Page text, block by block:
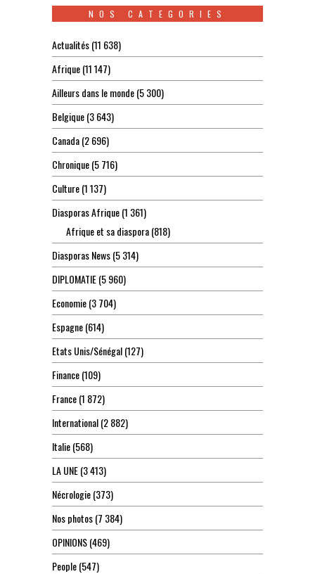
NOS CATEGORIES
Actualités(11 638)
Afrique(11 147)
Ailleurs dans le monde(5 300)
Belgique(3 643)
Canada(2 696)
Chronique(5 716)
Culture(1 137)
Diasporas Afrique(1 361)
Afrique et sa diaspora(818)
Diasporas News(5 314)
DIPLOMATIE(5 960)
Economie(3 704)
Espagne(614)
Etats Unis/Sénégal(127)
Finance(109)
France(1 872)
International(2 882)
Italie(568)
LA UNE(3 413)
Nécrologie(373)
Nos photos(7 384)
OPINIONS(469)
People(547)